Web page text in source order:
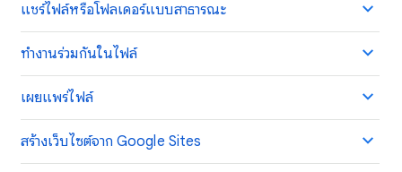
แชร์ไฟล์หรือโฟลเดอร์แบบสาธารณะ
ทำงานร่วมกันในไฟล์
เผยแพร่ไฟล์
สร้างเว็บไซต์จาก Google Sites